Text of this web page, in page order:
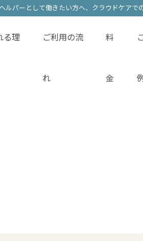
ヘルパーとして働きたい方へ、 クラウドケアで
ス内容 選ばれる理由 ご利
ヘルパーとして働きたい方へ、 クラウドケアで
る理 ご利用の流
れ
料
金